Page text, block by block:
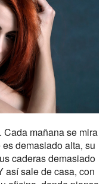
mañana se mira
demasiado alta, su
caderas demasiado
así sale de casa, con